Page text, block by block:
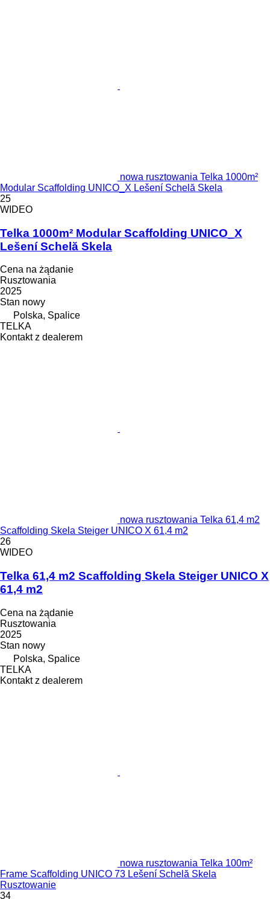
nowa rusztowania Telka 1000m²
Modular Scaffolding UNICO_X Lešení Schelă Skela
25
WIDEO
Telka 1000m² Modular Scaffolding UNICO_X
Lešení Schelă Skela
Cena na żądanie
Rusztowania
2025
Stan nowy
Polska, Spalice
TELKA
Kontakt z dealerem
nowa rusztowania Telka 61,4 m2
Scaffolding Skela Steiger UNICO X 61,4 m2
26
WIDEO
Telka 61,4 m2 Scaffolding Skela Steiger UNICO X
61,4 m2
Cena na żądanie
Rusztowania
2025
Stan nowy
Polska, Spalice
TELKA
Kontakt z dealerem
nowa rusztowania Telka 100m²
Frame Scaffolding UNICO 73 Lešení Schelă Skela
Rusztowanie
34